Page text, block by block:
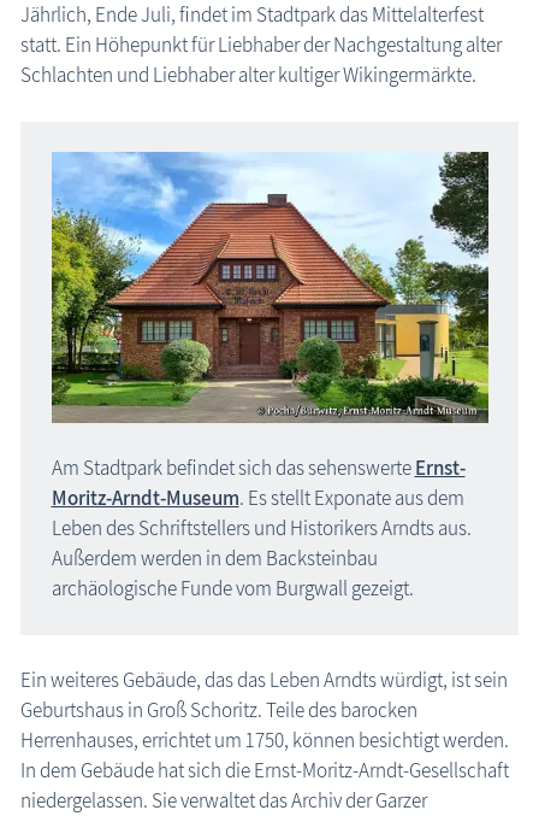
Insel Usedom
Region Nordwestmecklenburg
Karte Urlaubsorte
Karten
Freizeit
Wissenswertes
Veranstaltungen
Blog
Jährlich, Ende Juli, findet im Stadtpark das Mittelalterfest
statt. Ein Höhepunkt für Liebhaber der Nachgestaltung alter
Schlachten und Liebhaber alter kultiger Wikingermärkte.
Am Stadtpark befindet sich das sehenswerteErnst-
Moritz-Arndt-Museum. Es stellt Exponate aus dem
Leben des Schriftstellers und Historikers Arndts aus.
Außerdem werden in dem Backsteinbau
archäologische Funde vom Burgwall gezeigt.
Ein weiteres Gebäude, das das Leben Arndts würdigt, ist sein
Geburtshaus in Groß Schoritz. Teile des barocken
Herrenhauses, errichtet um 1750, können besichtigt werden.
In dem Gebäude hat sich die Ernst-Moritz-Arndt-Gesellschaft
niedergelassen. Sie verwaltet das Archiv der Garzer